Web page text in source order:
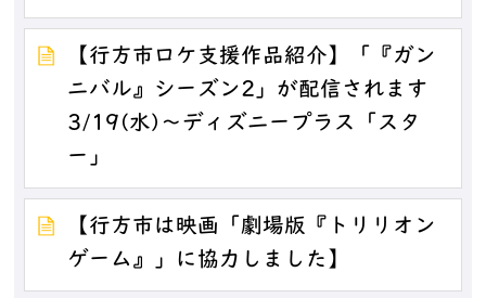
【行方市ロケ支援作品紹介】「『ガン
ニバル』シーズン2」が配信されます
3/19(水)～ディズニープラス「スタ
ー」
【行方市は映画「劇場版『トリリオン
ゲーム』」に協力しました】